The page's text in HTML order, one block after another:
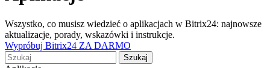
Wszystko, co musisz wiedzieć o aplikacjach w Bitrix24: najnowsze
aktualizacje, porady, wskazówki i instrukcje.
Wypróbuj Bitrix24 ZA DARMO